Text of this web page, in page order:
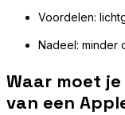
Voordelen:
Nadeel: minder
Waar moet
van een